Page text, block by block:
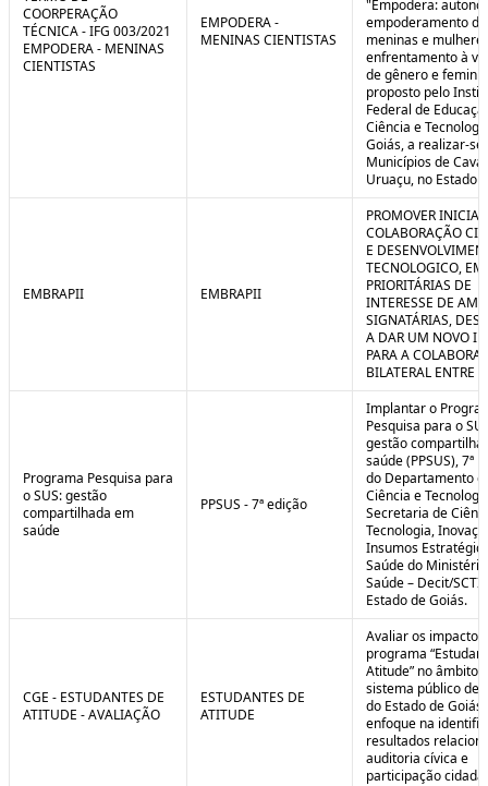
COORPERAÇÃO
TÉCNICA - IFG 003/2021
EMPODERA - MENINAS
CIENTISTAS
EMPODERA -
MENINAS CIENTISTAS
"Empodera:
empoderamento de
meninas e
enfrentamento à
de gênero e
proposto pelo
Federal de
Ciência e
Goiás, a realizar-se
Municípios de
Uruaçu, no Estado
EMBRAPII EMBRAPII
PROMOVER
COLABORAÇÃO
E
TECNOLOGICO, EM
PRIORITÁRIAS DE
INTERESSE DE
SIGNATÁRIAS,
A DAR UM NOVO
PARA A
BILATERAL ENTRE
Programa Pesquisa para
o SUS: gestão
compartilhada em
saúde
PPSUS - 7ª edição
Implantar o
Pesquisa para o
gestão
saúde (PPSUS), 7ª
do Departamento
Ciência e
Secretaria de
Tecnologia,
Insumos
Saúde do
Saúde – Decit/
Estado de Goiás.
CGE - ESTUDANTES DE
ATITUDE - AVALIAÇÃO
ESTUDANTES DE
ATITUDE
Avaliar os impactos
programa
Atitude” no âmbito
sistema público de
do Estado de
enfoque na
resultados
auditoria cívica e
participação cidadã